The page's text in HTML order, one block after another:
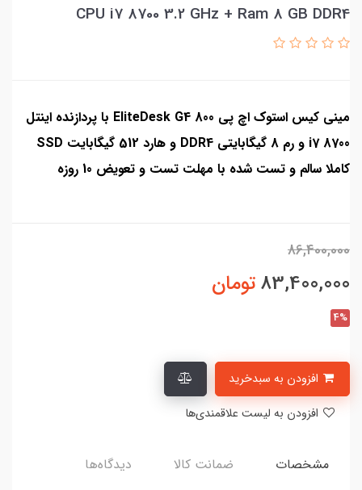
CPU i7 8700 3.2 GHz + Ram 8 GB DDR4
مینی کیس استوک اچ پی EliteDesk G4 800 با پردازنده اینتل
i7 8700 و رم 8 گیگابایتی DDR4 و هارد 512 گیگابایت SSD
کاملا سالم و تست شده با مهلت تست و تعویض 10 روزه
86,400,000
83,400,000تومان
4%
مشخصات ضمانت کالا دیدگاه‌ها